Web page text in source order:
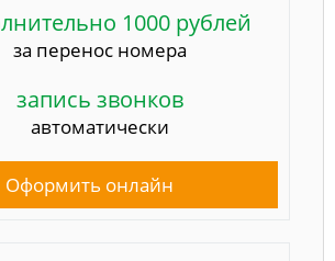
1000 рублей
за перенос номера
запись звонков
автоматически
Оформить онлайн